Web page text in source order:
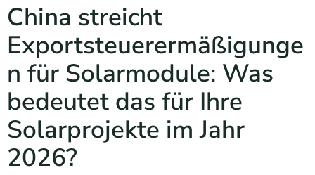
China streicht
Exportsteuerermäßigunge
n für Solarmodule: Was
bedeutet das für Ihre
Solarprojekte im Jahr
2026?